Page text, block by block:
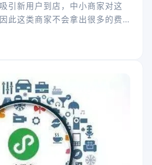
引新用户到店，中小商家对这
此这类商家不会拿出很多的费